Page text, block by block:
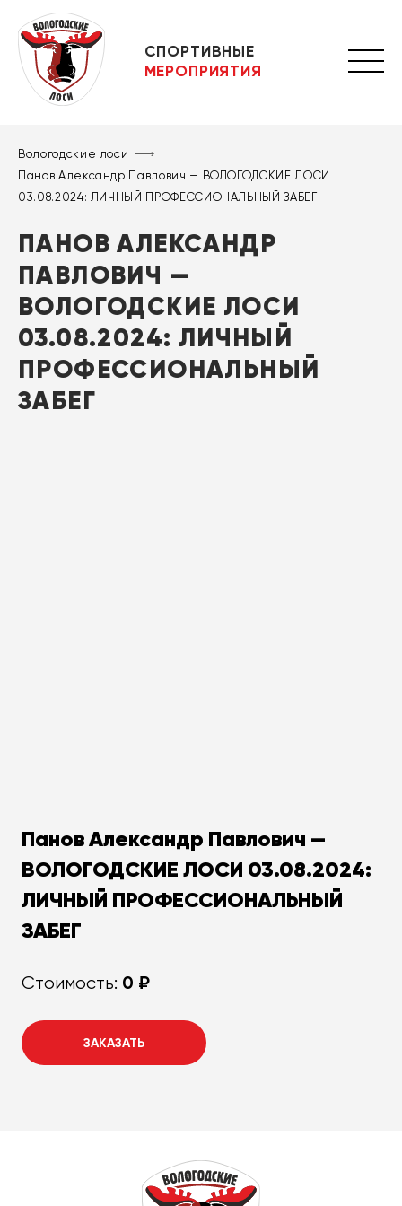
СПОРТИВНЫЕ
МЕРОПРИЯТИЯ
Вологодские лоси
Панов Александр Павлович — ВОЛОГОДСКИЕ ЛОСИ
03.08.2024: ЛИЧНЫЙ ПРОФЕССИОНАЛЬНЫЙ ЗАБЕГ
ПАНОВ АЛЕКСАНДР
ПАВЛОВИЧ —
ВОЛОГОДСКИЕ ЛОСИ
03.08.2024: ЛИЧНЫЙ
ПРОФЕССИОНАЛЬНЫЙ
ЗАБЕГ
Панов Александр Павлович —
ВОЛОГОДСКИЕ ЛОСИ 03.08.2024:
ЛИЧНЫЙ ПРОФЕССИОНАЛЬНЫЙ
ЗАБЕГ
Стоимость: 0 ₽
ЗАКАЗАТЬ